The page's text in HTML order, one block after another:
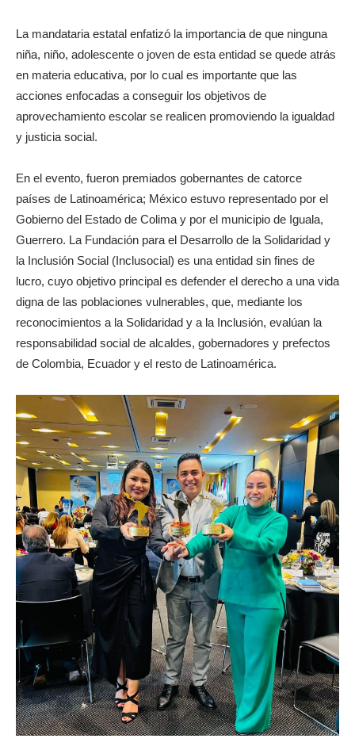
La mandataria estatal enfatizó la importancia de que ninguna
niña, niño, adolescente o joven de esta entidad se quede atrás
en materia educativa, por lo cual es importante que las
acciones enfocadas a conseguir los objetivos de
aprovechamiento escolar se realicen promoviendo la igualdad
y justicia social.
En el evento, fueron premiados gobernantes de catorce
países de Latinoamérica; México estuvo representado por el
Gobierno del Estado de Colima y por el municipio de Iguala,
Guerrero. La Fundación para el Desarrollo de la Solidaridad y
la Inclusión Social (Inclusocial) es una entidad sin fines de
lucro, cuyo objetivo principal es defender el derecho a una vida
digna de las poblaciones vulnerables, que, mediante los
reconocimientos a la Solidaridad y a la Inclusión, evalúan la
responsabilidad social de alcaldes, gobernadores y prefectos
de Colombia, Ecuador y el resto de Latinoamérica.